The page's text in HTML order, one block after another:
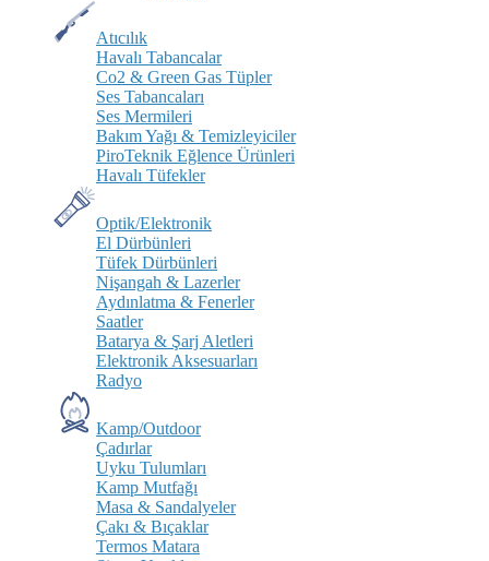
Atıcılık
Havalı Tabancalar
Co2 & Green Gas Tüpler
Ses Tabancaları
Ses Mermileri
Bakım Yağı & Temizleyiciler
PiroTeknik Eğlence Ürünleri
Havalı Tüfekler
Optik/Elektronik
El Dürbünleri
Tüfek Dürbünleri
Nişangah & Lazerler
Aydınlatma & Fenerler
Saatler
Batarya & Şarj Aletleri
Elektronik Aksesuarları
Radyo
Kamp/Outdoor
Çadırlar
Uyku Tulumları
Kamp Mutfağı
Masa & Sandalyeler
Çakı & Bıçaklar
Termos Matara